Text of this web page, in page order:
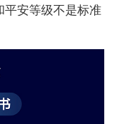
安等级不是标准